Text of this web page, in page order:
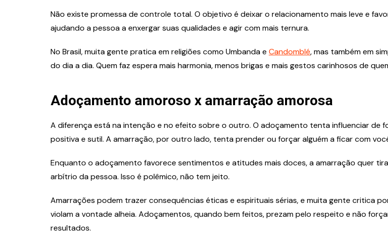
Não existe promessa de controle total. O objetivo é deixar o relacionamento mais leve e
ajudando a pessoa a enxergar suas qualidades e agir com mais ternura.
No Brasil, muita gente pratica em religiões como Umbanda e Candomblé, mas também em
do dia a dia. Quem faz espera mais harmonia, menos brigas e mais gestos carinhosos de
Adoçamento amoroso x amarração amorosa
A diferença está na intenção e no efeito sobre o outro. O adoçamento tenta influenciar de
positiva e sutil. A amarração, por outro lado, tenta prender ou forçar alguém a ficar com
Enquanto o adoçamento favorece sentimentos e atitudes mais doces, a amarração quer
arbítrio da pessoa. Isso é polêmico, não tem jeito.
Amarrações podem trazer consequências éticas e espirituais sérias, e muita gente critica
violam a vontade alheia. Adoçamentos, quando bem feitos, prezam pelo respeito e não
resultados.